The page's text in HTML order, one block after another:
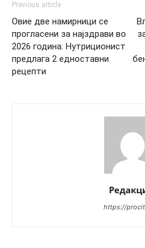
Previous article
Овие две намирници се
прогласени за најздрави во
2026 година: Нутриционист
предлага 2 едноставни
рецепти
https://